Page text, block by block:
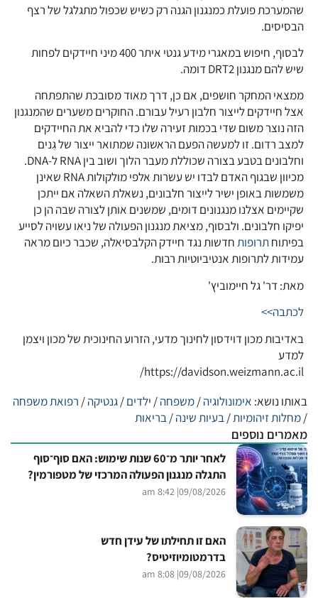
שהמערכת פועלת כמנגנון הגנה רק כשיש שכפול מתגלגל של רצף
הבסיסים.
לבסוף, חיפוש במאגרי מידע גנטי איתר 400 מיני חיידקים לפחות
שיש להם מנגנון DRT2 דומה.
ממצאי המחקר חושפים, אם כן, דרך מאוד מסובכת שהתפתחה
אצל חיידקים לייצור חלבון רעיל עבורם. החוקרים משערים שהמנגנון
הזה נוצר משום שדי בכמות זעירה שלו כדי להביא את החיידקים
למצב רדום. זו למעשה הפעם הראשונה שמתואר ייצור של גֵנים
וחלבונים בטבע בצורה שכוללת מעבר הלוך ושוב בין RNA ל-DNA.
מכיוון שבגוף האדם לבדו יש עשרות אלפי מולקולות RNA שאינן
משמשות באופן ישיר לייצור חלבונים, נשאלת השאלה אם ייתכן
שקיימים אצלנו מנגנונים דומים, שמשנים אותן לצורה שבה הן כן
יפיקו חלבונים. ולבסוף, מציאת מנגנון הפעולה של ניאו עשויה לסייע
בפיתוחתרופותחדשות נגד חיידק הקלבסיאלה, שכבר כיום מראה
עמידות לתרופות אנטיביוטיות רבות.
מאת: דר' גל חיימוביץ'
לכתבה>>
באדיבות מכון דוידסון לחינוך מדעי, הזרוע החינוכית של מכון ויצמן
למדע
https://davidson.weizmann.ac.il/
באותו נושא: אימונולוגיה/משפחה/ ילדים/גנטיקה/ רפואת משפחה
/מחלות זיהומיות/בעיות שינה/בריאות
מאמרים נוספים
לאחר יותר מ־60 שנות שימוש: האם סוף־סוף
התגלה מנגנון הפעולה המרכזי של מטפורמין?
09/08/2026
| 8:42 am
האם זו תחילתו של עידן חדש
בדרמטומיוזיטיס?
09/08/2026
| 8:08 am